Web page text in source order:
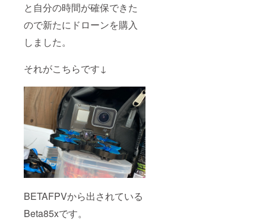
と自分の時間が確保できた
ので新たにドローンを購入
しました。
それがこちらです↓
BETAFPVから出されている
Beta85xです。